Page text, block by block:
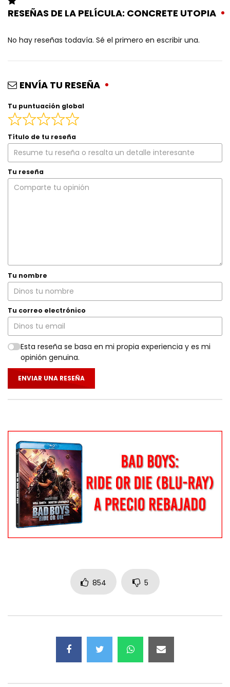
RESEÑAS DE LA PELÍCULA: CONCRETE UTOPIA
No hay reseñas todavía. Sé el primero en escribir una.
ENVÍA TU RESEÑA
Tu puntuación global
Título de tu reseña
Tu reseña
Tu nombre
Tu correo electrónico
Esta reseña se basa en mi propia experiencia y es mi
opinión genuina.
ENVIAR UNA RESEÑA
854 5